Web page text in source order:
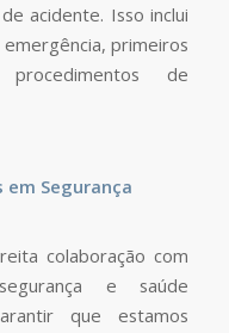
acidente. Isso inclui
primeiros
de
em Segurança
colaboração com
e saúde
que estamos